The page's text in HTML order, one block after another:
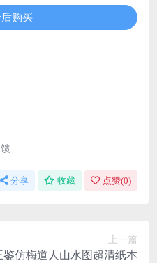
购买
分享 收藏 点赞(0)
上一篇
鉴仿梅道人山水图超清纸本